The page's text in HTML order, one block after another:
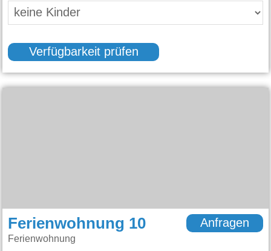
Verfügbarkeit prüfen
Ferienwohnung 10
Ferienwohnung
Anfragen